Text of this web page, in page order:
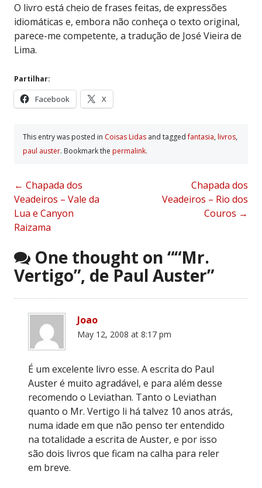
O livro está cheio de frases feitas, de expressões
idiomáticas e, embora não conheça o texto original,
parece-me competente, a tradução de José Vieira de
Lima.
Partilhar:
Facebook X
This entry was posted in Coisas Lidas and taggedfantasia, livros,
paul auster. Bookmark the permalink.
Post
navigation
← Chapada dos
Veadeiros – Vale da
Lua e Canyon
Raizama
Chapada dos
Veadeiros – Rio dos
Couros →
One thought on ““Mr.
Vertigo”, de Paul Auster”
Joao
May 12, 2008 at 8:17 pm
É um excelente livro esse. A escrita do Paul
Auster é muito agradável, e para além desse
recomendo o Leviathan. Tanto o Leviathan
quanto o Mr. Vertigo li há talvez 10 anos atrás,
numa idade em que não penso ter entendido
na totalidade a escrita de Auster, e por isso
são dois livros que ficam na calha para reler
em breve.